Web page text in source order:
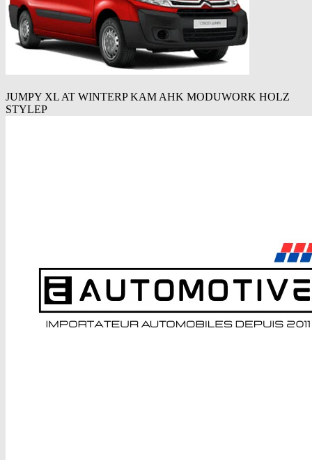
JUMPY XL AT WINTERP KAM AHK MODUWORK HOLZ
STYLEP